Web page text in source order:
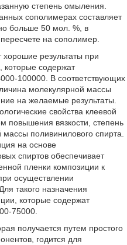
степень омыления.
сополимерах составляет
больше 50 мол. %, в
на сополимер.
результаты при
которые содержат
100000. В соответствующих
молекулярной массы
на желаемые результаты.
свойства клеевой
повышения вязкости, степень
поливинилового спирта.
на основе
спиртов обеспечивает
пленки композиции к
осуществлении
такого назначения
которые содержат
75000.
получается путем простого
годится для